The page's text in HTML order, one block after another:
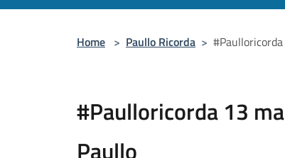
Home > Paullo Ricorda >
#Paulloricorda 13
Paullo